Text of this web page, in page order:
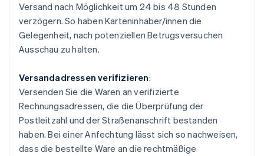
Versand nach Möglichkeit um 24 bis 48 Stunden
verzögern. So haben Karteninhaber/innen die
Gelegenheit, nach potenziellen Betrugsversuchen
Ausschau zu halten.
Versandadressen verifizieren:
Versenden Sie die Waren an verifizierte
Rechnungsadressen, die die Überprüfung der
Postleitzahl und der Straßenanschrift bestanden
haben. Bei einer Anfechtung lässt sich so nachweisen,
dass die bestellte Ware an die rechtmäßige